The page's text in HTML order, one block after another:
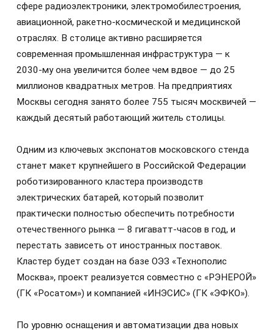
сфере радиоэлектроники, электромобилестроения,
авиационной, ракетно-космической и медицинской
отраслях. В столице активно расширяется
современная промышленная инфраструктура — к
2030-му она увеличится более чем вдвое — до 25
миллионов квадратных метров. На предприятиях
Москвы сегодня занято более 755 тысяч москвичей —
каждый десятый работающий житель столицы.
Одним из ключевых экспонатов московского стенда
станет макет крупнейшего в Российской Федерации
роботизированного кластера производств
электрических батарей, который позволит
практически полностью обеспечить потребности
отечественного рынка — 8 гигаватт-часов в год, и
перестать зависеть от иностранных поставок.
Кластер будет создан на базе ОЭЗ «Технополис
Москва», проект реализуется совместно с «РЭНЕРОЙ»
(ГК «Росатом») и компанией «ИНЭСИС» (ГК «ЭФКО»).
По уровню оснащения и автоматизации два новых